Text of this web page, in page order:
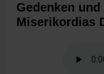
Gedenken
Miserikordias